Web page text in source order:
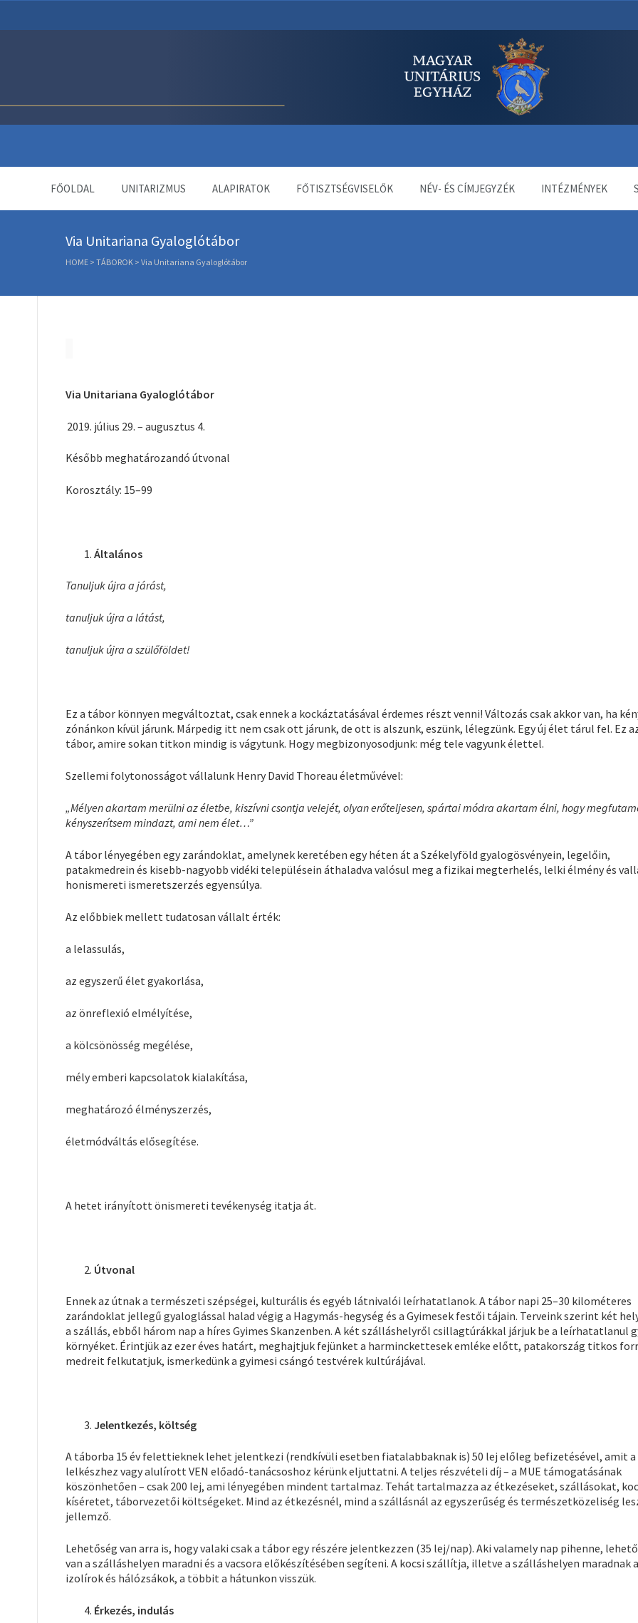
FŐOLDAL UNITARIZMUS ALAPIRATOK FŐTISZTSÉGVISELŐK NÉV- ÉS CÍMJEGYZÉK INTÉZMÉNYEK
Via Unitariana Gyaloglótábor
HOME > TÁBOROK > Via Unitariana Gyaloglótábor
Via Unitariana Gyaloglótábor
július 29. – augusztus 4.
Később meghatározandó útvonal
Korosztály: 15–99
Általános
Tanuljuk újra a járást,
tanuljuk újra a látást,
tanuljuk újra a szülőföldet!
Ez a tábor könnyen megváltoztat, csak ennek a kockáztatásával érdemes részt venni! Változás csak akkor van, ha
zónánkon kívül járunk. Márpedig itt nem csak ott járunk, de ott is alszunk, eszünk, lélegzünk. Egy új élet tárul fel. Ez
tábor, amire sokan titkon mindig is vágytunk. Hogy megbizonyosodjunk: még tele vagyunk élettel.
Szellemi folytonosságot vállalunk Henry David Thoreau életművével:
„Mélyen akartam merülni az életbe, kiszívni csontja velejét, olyan erőteljesen, spártai módra akartam élni, hogy
kényszerítsem mindazt, ami nem élet…”
A tábor lényegében egy zarándoklat, amelynek keretében egy héten át a Székelyföld gyalogösvényein, legelőin,
patakmedrein és kisebb-nagyobb vidéki településein áthaladva valósul meg a fizikai megterhelés, lelki élmény és
honismereti ismeretszerzés egyensúlya.
Az előbbiek mellett tudatosan vállalt érték:
a lelassulás,
az egyszerű élet gyakorlása,
az önreflexió elmélyítése,
a kölcsönösség megélése,
mély emberi kapcsolatok kialakítása,
meghatározó élményszerzés,
életmódváltás elősegítése.
A hetet irányított önismereti tevékenység itatja át.
Útvonal
Ennek az útnak a természeti szépségei, kulturális és egyéb látnivalói leírhatatlanok. A tábor napi 25–30 kilométeres
zarándoklat jellegű gyaloglással halad végig a Hagymás-hegység és a Gyimesek festői tájain. Terveink szerint két
a szállás, ebből három nap a híres Gyimes Skanzenben. A két szálláshelyről csillagtúrákkal járjuk be a leírhatatlanul
környéket. Érintjük az ezer éves határt, meghajtjuk fejünket a harminckettesek emléke előtt, patakország titkos
medreit felkutatjuk, ismerkedünk a gyimesi csángó testvérek kultúrájával.
Jelentkezés, költség
A táborba 15 év felettieknek lehet jelentkezi (rendkívüli esetben fiatalabbaknak is) 50 lej előleg befizetésével, amit a
lelkészhez vagy alulírott VEN előadó-tanácsoshoz kérünk eljuttatni. A teljes részvételi díj – a MUE támogatásának
köszönhetően – csak 200 lej, ami lényegében mindent tartalmaz. Tehát tartalmazza az étkezéseket, szállásokat,
kíséretet, táborvezetői költségeket. Mind az étkezésnél, mind a szállásnál az egyszerűség és természetközeliség
jellemző.
Lehetőség van arra is, hogy valaki csak a tábor egy részére jelentkezzen (35 lej/nap). Aki valamely nap pihenne,
van a szálláshelyen maradni és a vacsora előkészítésében segíteni. A kocsi szállítja, illetve a szálláshelyen maradnak
izolírok és hálózsákok, a többit a hátunkon visszük.
Érkezés, indulás